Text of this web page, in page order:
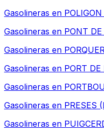
Gasolineras en
Gasolineras en PONT
Gasolineras en
Gasolineras en PORT DE
Gasolineras en
Gasolineras en PRESES
Gasolineras en